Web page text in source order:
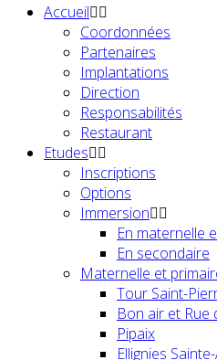
Accueil
Coordonnées
Partenaires
Implantations
Direction
Responsabilités
Restaurant
Etudes
Inscriptions
Options
Immersion
En maternelle
En secondaire
Maternelle et
Tour Saint-
Bon air et Rue
Pipaix
Ellignies